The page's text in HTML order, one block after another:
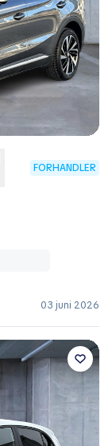
FORHANDLER
03 juni 2026